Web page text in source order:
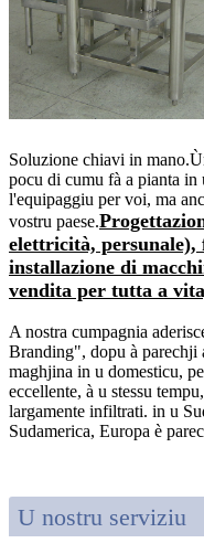
Soluzione chiavi in
pocu di cumu fà a pianta in
l'equipaggiu per voi, ma
vostru paese.
elettricità,
installazione di
vendita per tutta a
A nostra cumpagnia
Branding", dopu à parechji
maghjina in u domesticu,
eccellente, à u stessu
largamente infiltrati. in u
Sudamerica, Europa è
U nostru serviziu